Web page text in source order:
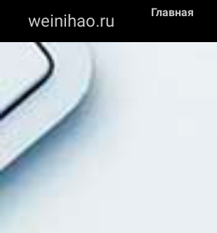
weinihao.ru Главная